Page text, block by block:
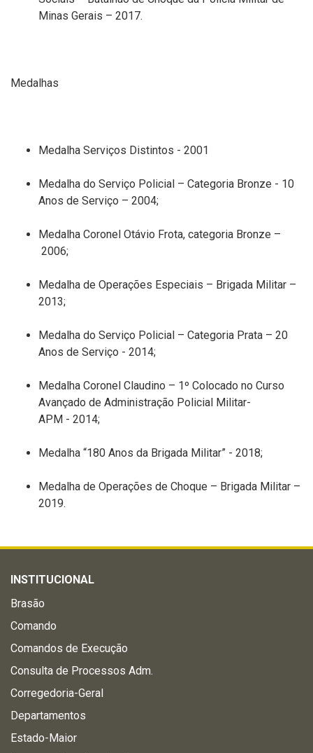
Minas Gerais – 2017.
Medalhas
Medalha Serviços Distintos - 2001
Medalha do Serviço Policial – Categoria Bronze - 10
Anos de Serviço – 2004;
Medalha Coronel Otávio Frota, categoria Bronze –
2006;
Medalha de Operações Especiais – Brigada Militar –
2013;
Medalha do Serviço Policial – Categoria Prata – 20
Anos de Serviço - 2014;
Medalha Coronel Claudino – 1º Colocado no Curso
Avançado de Administração Policial Militar-
APM - 2014;
Medalha “180 Anos da Brigada Militar” - 2018;
Medalha de Operações de Choque – Brigada Militar –
2019.
INSTITUCIONAL
Brasão
Comando
Comandos de Execução
Consulta de Processos Adm.
Corregedoria-Geral
Departamentos
Estado-Maior